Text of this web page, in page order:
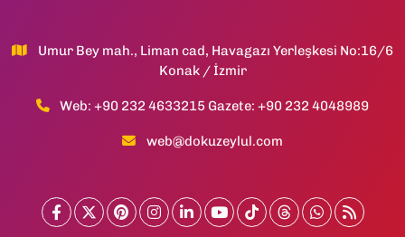
Umur Bey mah., Liman cad, Havagazı Yerleşkesi No:16/6
Konak / İzmir
Web: +90 232 4633215 Gazete: +90 232 4048989
web@dokuzeylul.com